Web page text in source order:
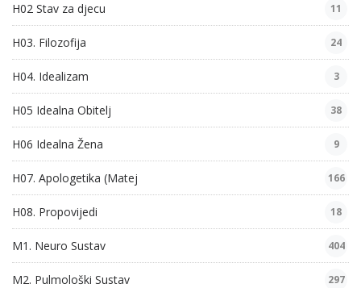
H02 Stav za djecu 11
H03. Filozofija 24
H04. Idealizam 3
H05 Idealna Obitelj 38
H06 Idealna Žena 9
H07. Apologetika (Matej 166
H08. Propovijedi 18
M1. Neuro Sustav 404
M2. Pulmološki Sustav 297